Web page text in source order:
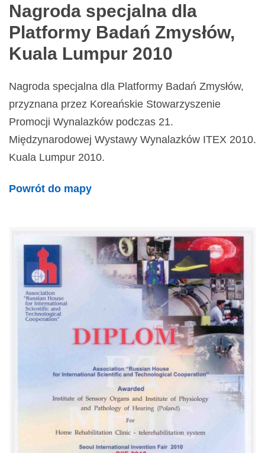
Nagroda specjalna dla
Platformy Badań Zmysłów,
Kuala Lumpur 2010
Nagroda specjalna dla Platformy Badań Zmysłów,
przyznana przez Koreańskie Stowarzyszenie
Promocji Wynalazków podczas 21.
Międzynarodowej Wystawy Wynalazków ITEX 2010.
Kuala Lumpur 2010.
Powrót do mapy